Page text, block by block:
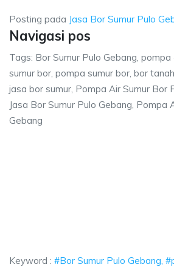
Posting pada Jasa Bor Sumur Pulo
Navigasi pos
Tags: Bor Sumur Pulo Gebang,
sumur bor, pompa sumur bor, bor
jasa bor sumur, Pompa Air Sumur Bor
Jasa Bor Sumur Pulo Gebang, Pompa
Gebang
Keyword : #Bor Sumur Pulo Gebang,